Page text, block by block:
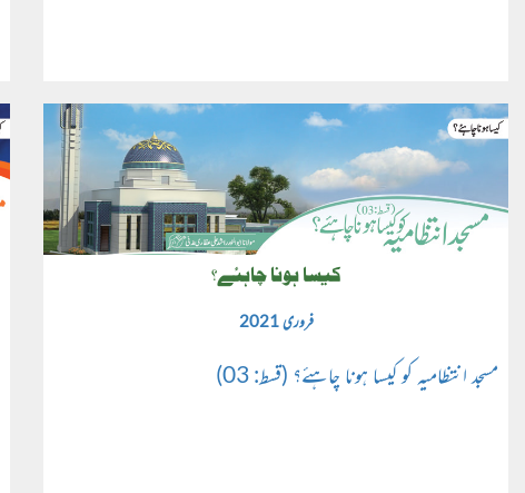
کیسا ہونا چاہئے؟
فروری 2021
مسجد انتظامیہ کو کیسا ہونا چاہئے؟ (قسط: 03)